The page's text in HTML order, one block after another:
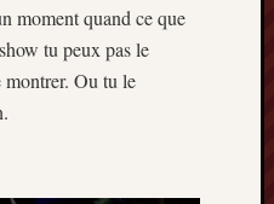
moment quand ce que
tu peux pas le
montrer. Ou tu le